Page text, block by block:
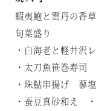
蝦夷鮑と雲丹の香
旬菜盛り
・白海老と軽井沢
・太刀魚笹巻寿司
・珠鮎串揚げ 蓼
・蚕豆真砂和え